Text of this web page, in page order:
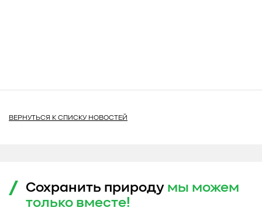
ВЕРНУТЬСЯ К СПИСКУ НОВОСТЕЙ
Сохранить природу мы можем
только вместе!